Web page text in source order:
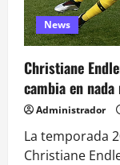
News
Christiane
cambia en
Administrador
La temporada
Christiane